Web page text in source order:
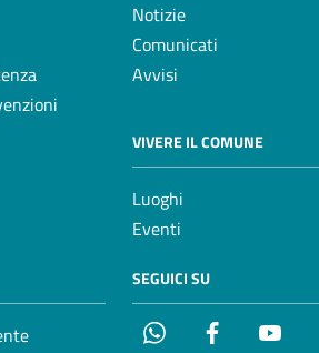
Notizie
Comunicati
Avvisi
VIVERE IL COMUNE
Luoghi
Eventi
SEGUICI SU
Whatsapp Facebook